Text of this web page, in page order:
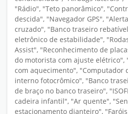
"Rádio", "Teto panorâmico",
descida", "Navegador GPS",
cruzado", "Banco traseiro
eletrônico de estabilidade",
Assist", "Reconhecimento de
do motorista com ajuste elétrico",
com aquecimento", "Computador
interno fotocrômico", "Banco
de braço no banco traseiro",
cadeira infantil", "Ar quente",
estacionamento dianteiro",